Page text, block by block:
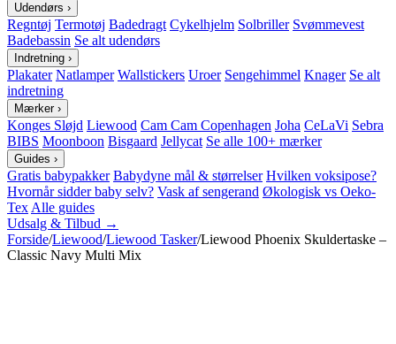
Udendørs ›
Regntøj Termotøj Badedragt Cykelhjelm Solbriller Svømmevest
Badebassin Se alt udendørs
Indretning ›
Plakater Natlamper Wallstickers Uroer Sengehimmel Knager Se alt
indretning
Mærker ›
Konges Sløjd Liewood Cam Cam Copenhagen Joha CeLaVi Sebra
BIBS Moonboon Bisgaard Jellycat Se alle 100+ mærker
Guides ›
Gratis babypakker Babydyne mål & størrelser Hvilken voksipose?
Hvornår sidder baby selv? Vask af sengerand Økologisk vs Oeko-
Tex Alle guides
Udsalg & Tilbud →
Forside/Liewood/Liewood Tasker/Liewood Phoenix Skuldertaske –
Classic Navy Multi Mix